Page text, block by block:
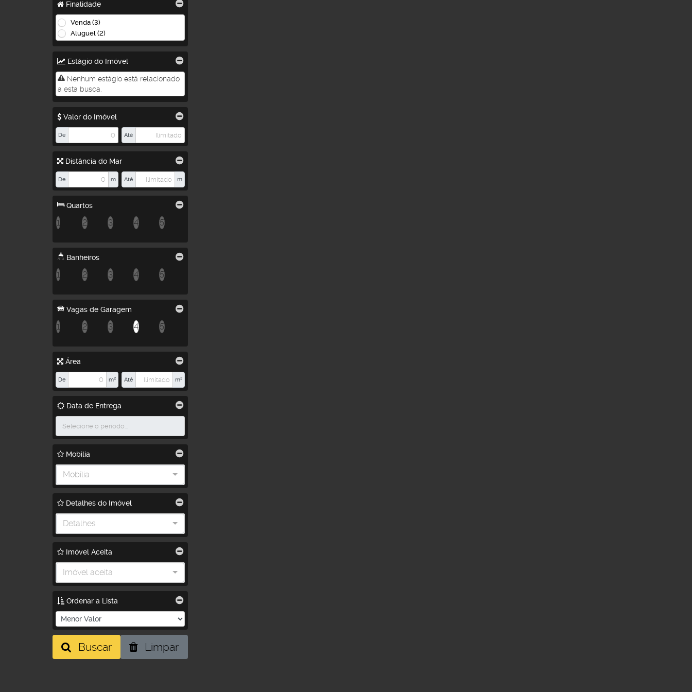
Finalidade
Venda (3)
Aluguel (2)
Estágio do Imóvel
Nenhum estágio está relacionado
a esta busca.
Valor do Imóvel
De Até
Distância do Mar
De m Até m
Quartos
1 2 3 4 5
Banheiros
1 2 3 4 5
Vagas de Garagem
1 2 3 4 5
Área
De m² Até m²
Data de Entrega
Mobilia
Mobília
Detalhes do Imóvel
Detalhes
Imóvel Aceita
Imóvel aceita
Ordenar a Lista
Buscar Limpar